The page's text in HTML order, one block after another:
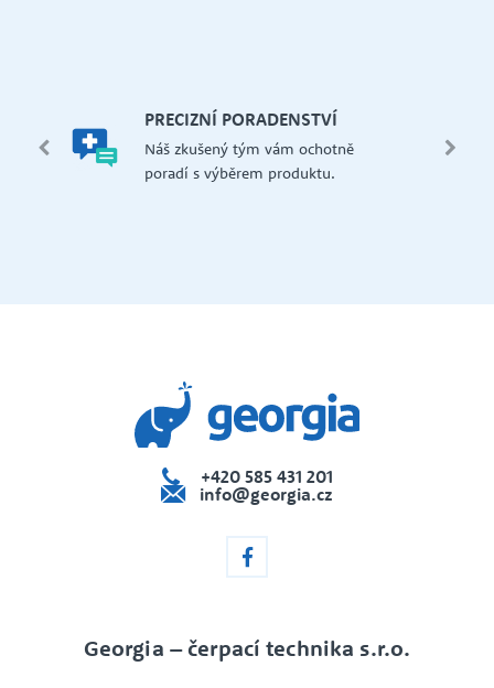
PRECIZNÍ PORADENSTVÍ
Náš zkušený tým vám ochotně
poradí s výběrem produktu.
+420 585 431 201
info@georgia.cz
Georgia – čerpací technika s.r.o.